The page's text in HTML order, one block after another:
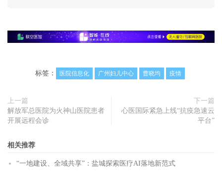
标签： 医院信息化 广州妇儿中心 曹晓均 疫情
上一篇
解放军总医院为火神山医院患者
开展远程会诊
下一篇
心医国际紧急上线“抗疫急速云
平台”
相关推荐
“一地建设、全域共享”：盐城探索医疗AI落地新范式